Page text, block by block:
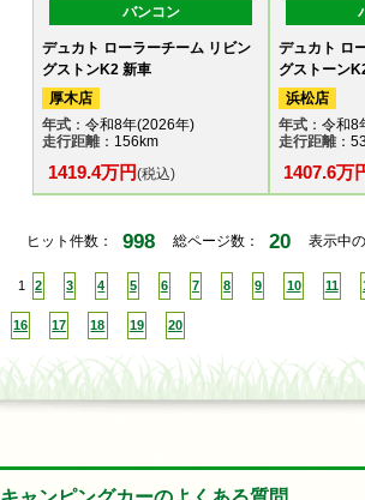
バンコン
デュカト ローラーチーム リビン
グストンK2 新車
厚木店
年式 ：令和8年(2026年)
走行距離：156km
1419.4万円(税込)
デュカト ロ
グストーン
浜松店
年式：令和8
走行距離：
1407.6万
ヒット件数： 998 総ページ数： 20 表示中
1 2 3 4 5 6 7 8 9 10 11
16 17 18 19 20